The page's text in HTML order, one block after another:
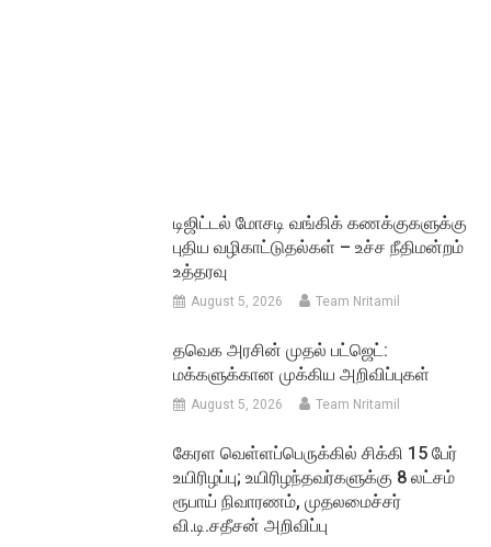
டிஜிட்டல் மோசடி வங்கிக் கணக்குகளுக்கு
புதிய வழிகாட்டுதல்கள் – உச்ச நீதிமன்றம்
உத்தரவு
August 5, 2026 Team Nritamil
தவெக அரசின் முதல் பட்ஜெட்:
மக்களுக்கான முக்கிய அறிவிப்புகள்
August 5, 2026 Team Nritamil
கேரள வெள்ளப்பெருக்கில் சிக்கி 15 பேர்
உயிரிழப்பு; உயிரிழந்தவர்களுக்கு 8 லட்சம்
ரூபாய் நிவாரணம், முதலமைச்சர்
வி.டி.சதீசன் அறிவிப்பு